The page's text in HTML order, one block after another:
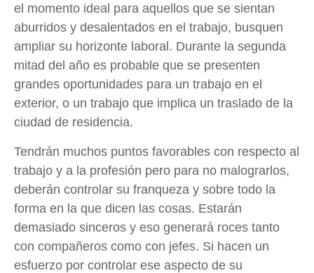
el momento ideal para aquellos que se sientan
aburridos y desalentados en el trabajo, busquen
ampliar su horizonte laboral. Durante la segunda
mitad del año es probable que se presenten
grandes oportunidades para un trabajo en el
exterior, o un trabajo que implica un traslado de la
ciudad de residencia.
Tendrán muchos puntos favorables con respecto al
trabajo y a la profesión pero para no malograrlos,
deberán controlar su franqueza y sobre todo la
forma en la que dicen las cosas. Estarán
demasiado sinceros y eso generará roces tanto
con compañeros como con jefes. Si hacen un
esfuerzo por controlar ese aspecto de su